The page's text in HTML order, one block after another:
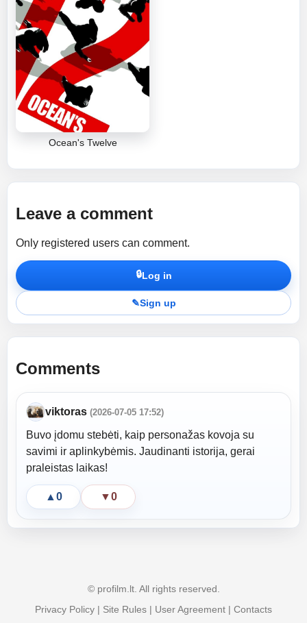
Ocean's Twelve
Leave a comment
Only registered users can comment.
🔒Log in
✎Sign up
Comments
viktoras (2026-07-05 17:52)
Buvo įdomu stebėti, kaip personažas kovoja su
savimi ir aplinkybėmis. Jaudinanti istorija, gerai
praleistas laikas!
▲ 0 ▼0
© profilm.lt. All rights reserved.
Privacy Policy | Site Rules | User Agreement | Contacts